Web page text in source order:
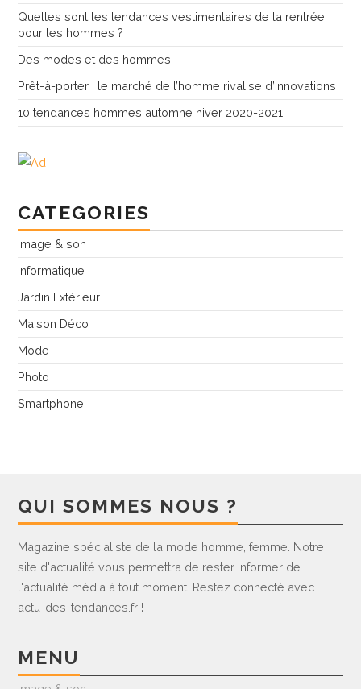
Quelles sont les tendances vestimentaires de la rentrée
pour les hommes ?
Des modes et des hommes
Prêt-à-porter : le marché de l’homme rivalise d’innovations
10 tendances hommes automne hiver 2020-2021
CATEGORIES
Image & son
Informatique
Jardin Extérieur
Maison Déco
Mode
Photo
Smartphone
QUI SOMMES NOUS ?
Magazine spécialiste de la mode homme, femme. Notre
site d'actualité vous permettra de rester informer de
l'actualité média à tout moment. Restez connecté avec
actu-des-tendances.fr !
MENU